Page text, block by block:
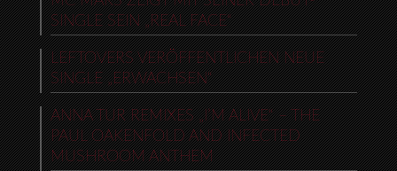
SINGLE SEIN „REAL FACE“
LEFTOVERS VERÖFFENTLICHEN NEUE
SINGLE „ERWACHSEN“
ANNA TUR REMIXES „I’M ALIVE“ – THE
PAUL OAKENFOLD AND INFECTED
MUSHROOM ANTHEM